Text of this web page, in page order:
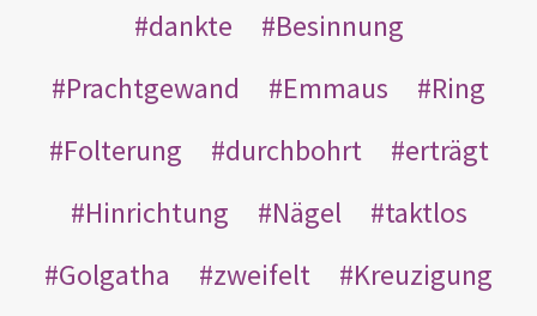
dankte
Besinnung
Prachtgewand
Emmaus
Ring
Folterung
durchbohrt
erträgt
Hinrichtung
Nägel
taktlos
Golgatha
zweifelt
Kreuzigung